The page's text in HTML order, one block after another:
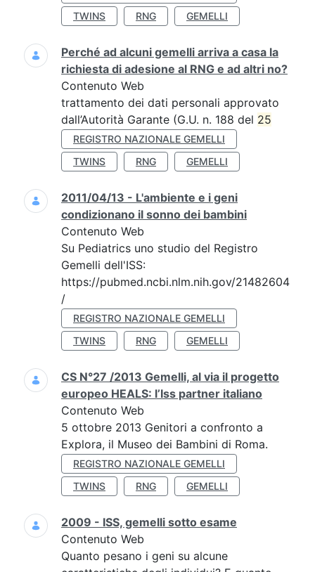
TWINS
RNG GEMELLI
Perché ad alcuni gemelli arriva a casa la
richiesta di adesione al RNG e ad altri no?
Contenuto Web
trattamento dei dati personali approvato
dall’Autorità Garante (G.U. n. 188 del 25
REGISTRO NAZIONALE GEMELLI
TWINS
RNG GEMELLI
2011/04/13 - L'ambiente e i geni
condizionano il sonno dei bambini
Contenuto Web
Su Pediatrics uno studio del Registro
Gemelli dell'ISS:
https://pubmed.ncbi.nlm.nih.gov/21482604
/
REGISTRO NAZIONALE GEMELLI
TWINS
RNG GEMELLI
CS N°27 /2013 Gemelli, al via il progetto
europeo HEALS: l’Iss partner italiano
Contenuto Web
5 ottobre 2013 Genitori a confronto a
Explora, il Museo dei Bambini di Roma.
REGISTRO NAZIONALE GEMELLI
TWINS
RNG GEMELLI
2009 - ISS, gemelli sotto esame
Contenuto Web
Quanto pesano i geni su alcune